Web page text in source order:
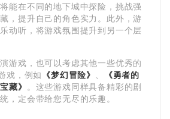
能在不同的地下城中探险，挑战强
，提升自己的角色实力。此外，游
动听，将游戏氛围提升到另一个层
游戏，也可以考虑其他一些优秀的
戏，例如
《梦幻冒险》
《勇者的
藏》
。这些游戏同样具备精彩的剧
，定会带给您无尽的乐趣。